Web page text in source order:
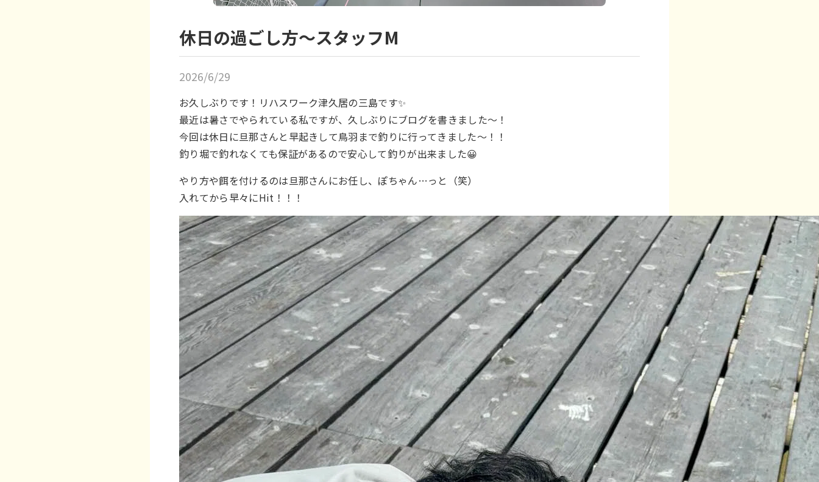
休日の過ごし方～スタッフM
2026/6/29
お久しぶりです！リハスワーク津久居の三島です✨
最近は暑さでやられている私ですが、久しぶりにブログを書きました～！
今回は休日に旦那さんと早起きして鳥羽まで釣りに行ってきました～！！
釣り堀で釣れなくても保証があるので安心して釣りが出来ました😀
やり方や餌を付けるのは旦那さんにお任し、ぽちゃん…っと（笑）
入れてから早々にHit！！！